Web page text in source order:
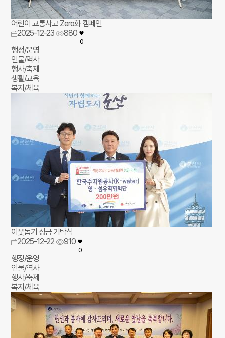
어린이 교통사고 Zero화 캠페인
2025-12-23
880
0
행정/운영
인물/역사
행사/축제
생활/교육
복지/체육
이웃돕기 성금 기탁식
2025-12-22
910
0
행정/운영
인물/역사
행사/축제
복지/체육